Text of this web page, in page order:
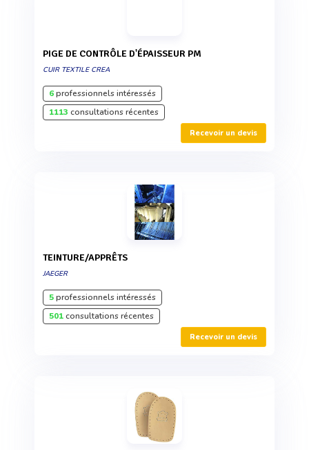
PIGE DE CONTRÔLE D'ÉPAISSEUR PM
CUIR TEXTILE CREA
6professionnels intéressés
1113 consultations récentes
Recevoir un devis
TEINTURE/APPRÊTS
JAEGER
5professionnels intéressés
501consultations récentes
Recevoir un devis